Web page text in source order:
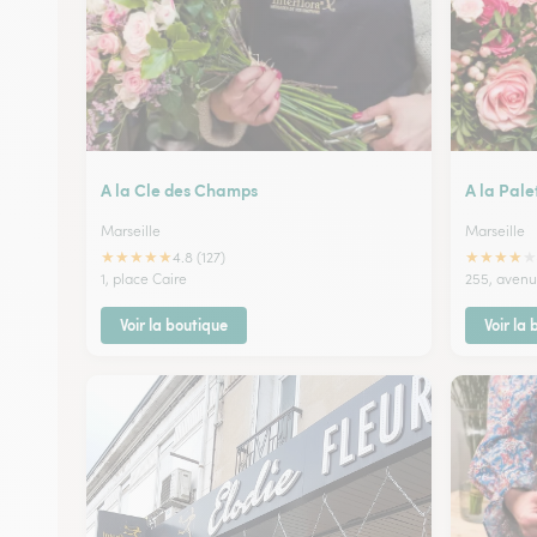
A la Cle des Champs
Marseille
★★★★★4.8 (127)
1, place Caire
Voir la boutique
A la
Marseille
★★★★
255,
Voir la